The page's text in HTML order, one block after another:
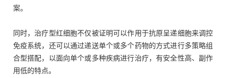
案。
同时，治疗型红细胞不仅被证明可以作用于抗原呈递细胞来调控
免疫系统，还可以通过递送单个或多个药物的方式进行多策略组
合型搭配，以面向单个或多种疾病进行治疗，有安全性高、副作
用低的特点。